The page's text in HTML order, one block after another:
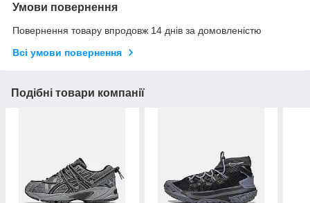
Умови повернення
Повернення товару впродовж 14 днів за домовленістю
Всі умови повернення
Подібні товари компанії